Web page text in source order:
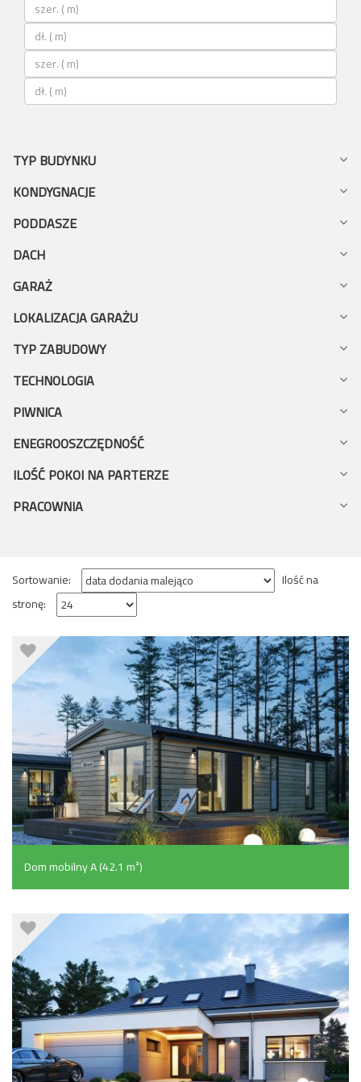
TYP BUDYNKU
KONDYGNACJE
PODDASZE
DACH
GARAŻ
LOKALIZACJA GARAŻU
TYP ZABUDOWY
TECHNOLOGIA
PIWNICA
ENEGROOSZCZĘDNOŚĆ
ILOŚĆ POKOI NA PARTERZE
PRACOWNIA
Sortowanie:
Ilość na
stronę:
Dom mobilny A (42.1 m²)